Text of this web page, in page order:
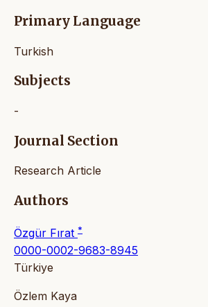
Primary Language
Turkish
Subjects
-
Journal Section
Research Article
Authors
Özgür Fırat *
0000-0002-9683-8945
Türkiye
Özlem Kaya